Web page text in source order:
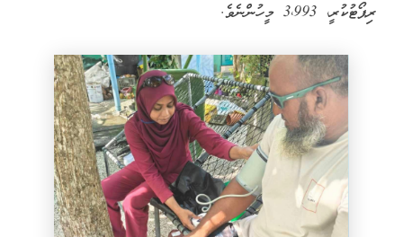
ރިޕޯޓުކުރީ، 3،993 މީހުންނެވެ.